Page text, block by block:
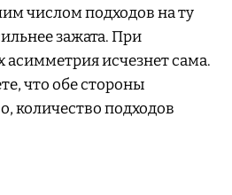
числом подходов на ту
зажата. При
асимметрия исчезнет сама.
что обе стороны
количество подходов